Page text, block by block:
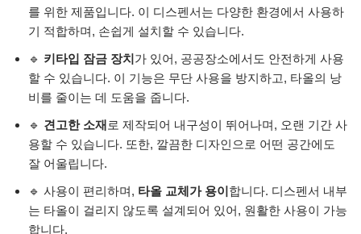
를 위한 제품입니다. 이 디스펜서는 다양한 환경에서 사용하
기 적합하며, 손쉽게 설치할 수 있습니다.
🔹 키타입 잠금 장치가 있어, 공공장소에서도 안전하게 사용
할 수 있습니다. 이 기능은 무단 사용을 방지하고, 타올의 낭
비를 줄이는 데 도움을 줍니다.
🔹 견고한 소재 로 제작되어 내구성이 뛰어나며, 오랜 기간 사
용할 수 있습니다. 또한, 깔끔한 디자인으로 어떤 공간에도
잘 어울립니다.
🔹 사용이 편리하며, 타올 교체가 용이합니다. 디스펜서 내부
는 타올이 걸리지 않도록 설계되어 있어, 원활한 사용이 가능
합니다.